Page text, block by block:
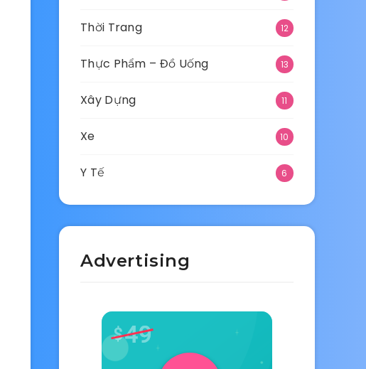
Thời Trang 12
Thực Phẩm – Đồ Uống 13
Xây Dựng 11
Xe 10
Y Tế 6
Advertising